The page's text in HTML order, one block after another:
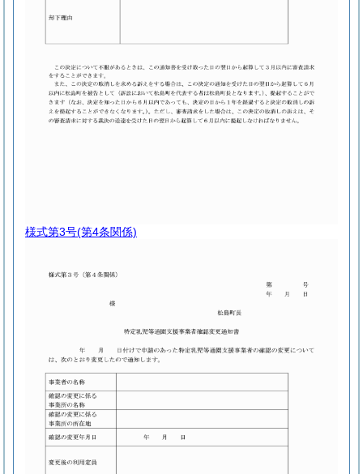
様式第3号(第4条関係)